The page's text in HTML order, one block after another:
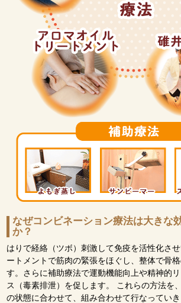
なぜコンビネーション療法は大きな
か？
はりで経絡（ツボ）刺激して免疫を活性化さ
ートメントで筋肉の緊張をほぐし、整体で骨
す。さらに補助療法で運動機能向上や精神的
ス（毒素排泄）を促します。 これらの方法を
の状態に合わせて、組み合わせて行なってい